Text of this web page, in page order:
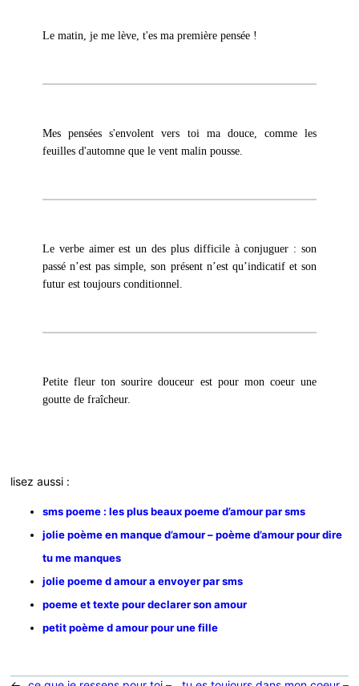
Le matin, je me lève, t'es ma première pensée !
Mes pensées s'envolent vers toi ma douce, comme les
feuilles d'automne que le vent malin pousse.
Le verbe aimer est un des plus difficile à conjuguer : son
passé n’est pas simple, son présent n’est qu’indicatif et son
futur est toujours conditionnel.
Petite fleur ton sourire douceur est pour mon coeur une
goutte de fraîcheur.
lisez aussi :
sms poeme : les plus beaux poeme d’amour par sms
jolie poème en manque d’amour – poème d’amour pour dire
tu me manques
jolie poeme d amour a envoyer par sms
poeme et texte pour declarer son amour
petit poème d amour pour une fille